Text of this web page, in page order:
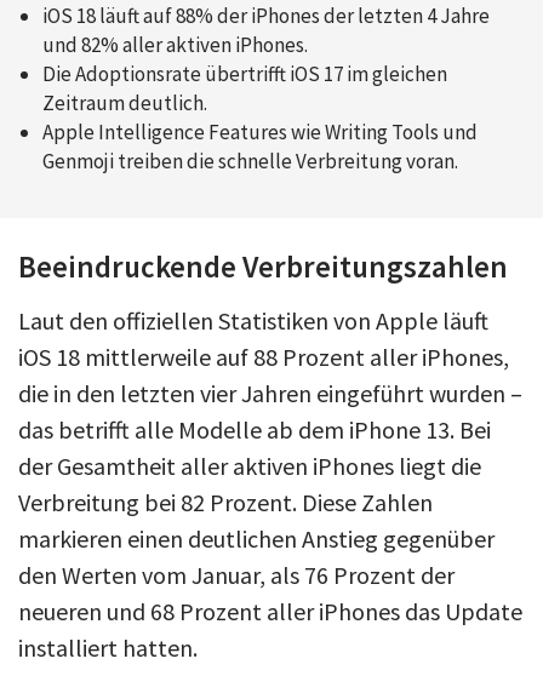
iOS 18 läuft auf 88% der iPhones der letzten 4 Jahre
und 82% aller aktiven iPhones.
Die Adoptionsrate übertrifft iOS 17 im gleichen
Zeitraum deutlich.
Apple Intelligence Features wie Writing Tools und
Genmoji treiben die schnelle Verbreitung voran.
Beeindruckende Verbreitungszahlen
Laut den offiziellen Statistiken von Apple läuft
iOS 18 mittlerweile auf 88 Prozent aller iPhones,
die in den letzten vier Jahren eingeführt wurden –
das betrifft alle Modelle ab dem iPhone 13. Bei
der Gesamtheit aller aktiven iPhones liegt die
Verbreitung bei 82 Prozent. Diese Zahlen
markieren einen deutlichen Anstieg gegenüber
den Werten vom Januar, als 76 Prozent der
neueren und 68 Prozent aller iPhones das Update
installiert hatten.